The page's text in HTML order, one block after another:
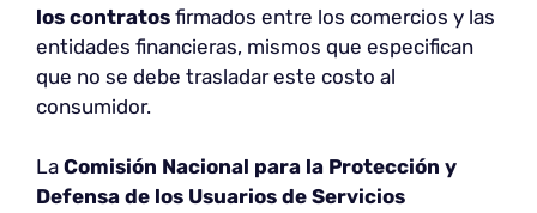
los contratos firmados entre los comercios y las
entidades financieras, mismos que especifican
que no se debe trasladar este costo al
consumidor.
La Comisión Nacional para la Protección y
Defensa de los Usuarios de Servicios